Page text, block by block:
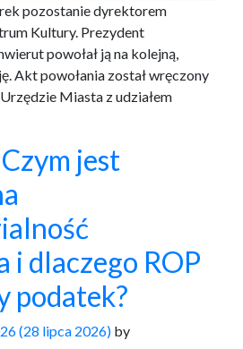
pozostanie dyrektorem
Kultury. Prezydent
powołał ją na kolejną,
Akt powołania został wręczony
Miasta z udziałem
jest
i dlaczego ROP
podatek?
(28 lipca 2026) by